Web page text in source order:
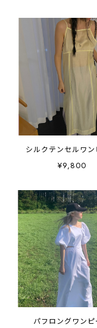
シルクテンセルワン
¥9,800
パフロングワンピ